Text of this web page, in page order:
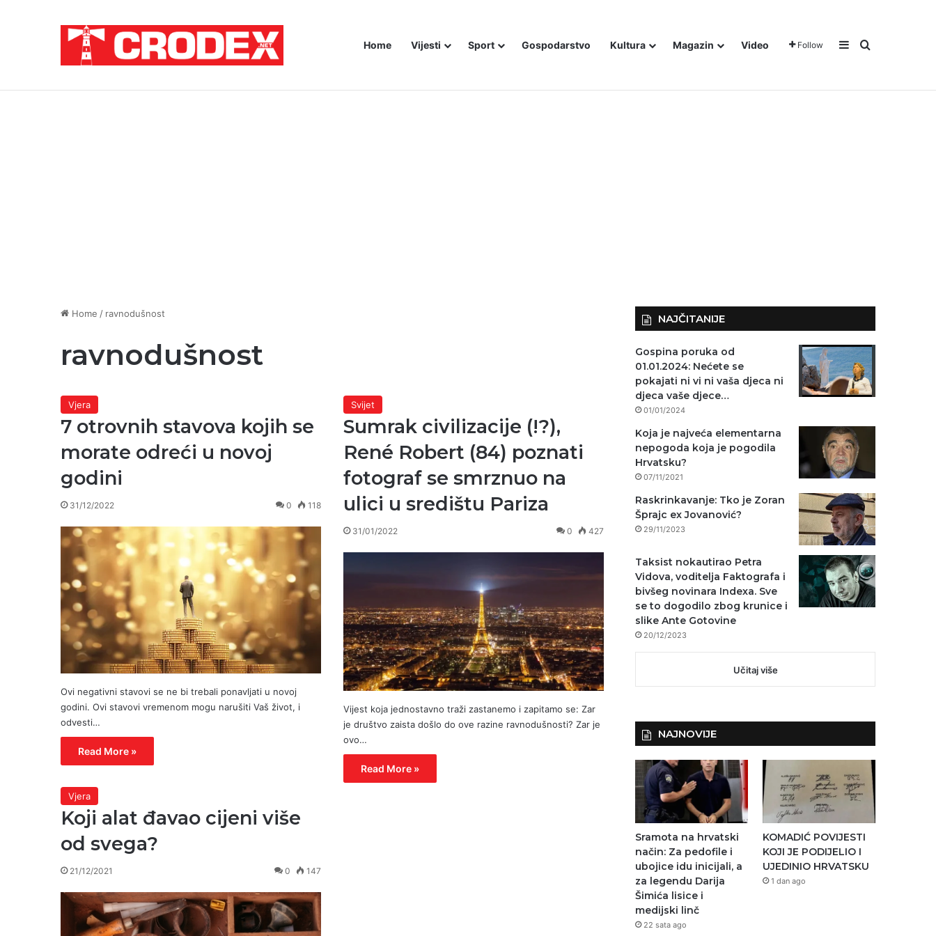
Home Vijesti Sport Gospodarstvo Kultura Magazin Video Follow Sidebar
Traži
Breaking News Sramota na hrvatski način: Za pedofile i ubojice idu inicijali, a za legendu Darija Šimića lisice i medijski linč
Home / ravnodušnost
ravnodušnost
Vjera
7 otrovnih stavova kojih se
morate odreći u novoj
godini
31/12/2022 0 118
Ovi negativni stavovi se ne bi trebali ponavljati u novoj
godini. Ovi stavovi vremenom mogu narušiti Vaš život, i
odvesti…
Read More »
Svijet
Sumrak civilizacije (!?),
René Robert (84) poznati
fotograf se smrznuo na
ulici u središtu Pariza
31/01/2022 0 427
Vijest koja jednostavno traži zastanemo i zapitamo se: Zar
je društvo zaista došlo do ove razine ravnodušnosti? Zar je
ovo…
Read More »
Vjera
Koji alat đavao cijeni više
od svega?
21/12/2021 0 147
NAJČITANIJE
Gospina poruka od
01.01.2024: Nećete se
pokajati ni vi ni vaša djeca ni
djeca vaše djece…
01/01/2024
Koja je najveća elementarna
nepogoda koja je pogodila
Hrvatsku?
07/11/2021
Raskrinkavanje: Tko je Zoran
Šprajc ex Jovanović?
29/11/2023
Taksist nokautirao Petra
Vidova, voditelja Faktografa i
bivšeg novinara Indexa. Sve
se to dogodilo zbog krunice i
slike Ante Gotovine
20/12/2023
Učitaj više
NAJNOVIJE
Sramota na hrvatski
način: Za pedofile i
ubojice idu inicijali, a
za legendu Darija
Šimića lisice i
medijski linč
22 sata ago
KOMADIĆ POVIJESTI
KOJI JE PODIJELIO I
UJEDINIO HRVATSKU
1 dan ago